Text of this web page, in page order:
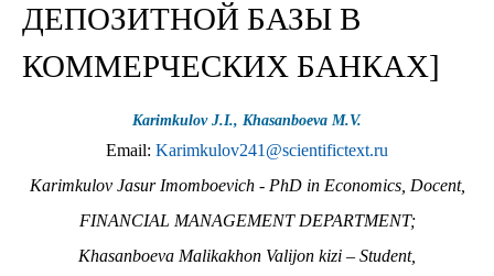
ДЕПОЗИТНОЙ БАЗЫ В
КОММЕРЧЕСКИХ БАНКАХ]
Karimkulov J.I., Khasanboeva M.V.
Email: Karimkulov241@scientifictext.ru
Karimkulov Jasur Imomboevich - PhD in Economics, Docent,
FINANCIAL MANAGEMENT DEPARTMENT;
Khasanboeva Malikakhon Valijon kizi – Student,